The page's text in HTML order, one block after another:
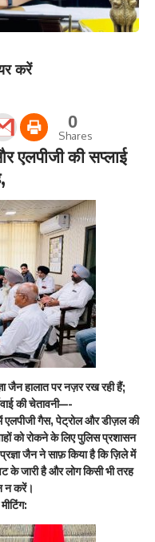
करें
0
Shares
एलपीजी की सप्लाई
जैन हालात पर नज़र रख रही हैं;
की चेतावनी—-
गैस, पेट्रोल और डीज़ल की
को रोकने के लिए पुलिस प्रशासन
जैन ने साफ़ किया है कि ज़िले में
के जारी है और लोग किसी भी तरह
न करें।